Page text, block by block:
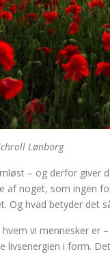
Lønborg
– og derfor giver
af noget, som ingen
Og hvad betyder det
vi mennesker
livsenergien i form.